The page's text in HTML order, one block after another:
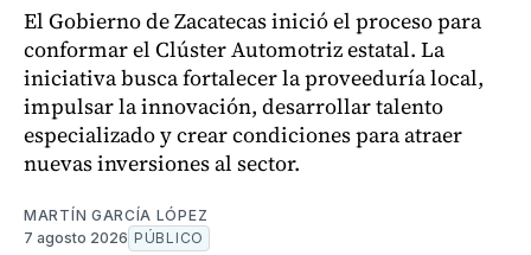
El Gobierno de Zacatecas inició el proceso para
conformar el Clúster Automotriz estatal. La
iniciativa busca fortalecer la proveeduría local,
impulsar la innovación, desarrollar talento
especializado y crear condiciones para atraer
nuevas inversiones al sector.
MARTÍN GARCÍA LÓPEZ
7 agosto 2026 PÚBLICO